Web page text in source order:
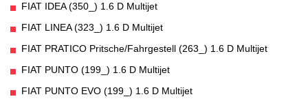
FIAT IDEA (350_) 1.6 D Multijet
FIAT LINEA (323_) 1.6 D Multijet
FIAT PRATICO Pritsche/Fahrgestell (263_) 1.6 D Multijet
FIAT PUNTO (199_) 1.6 D Multijet
FIAT PUNTO EVO (199_) 1.6 D Multijet